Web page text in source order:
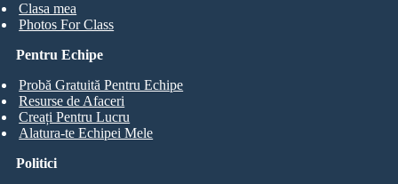
Clasa mea
Photos For Class
Pentru Echipe
Probă Gratuită Pentru Echipe
Resurse de Afaceri
Creați Pentru Lucru
Alatura-te Echipei Mele
Politici